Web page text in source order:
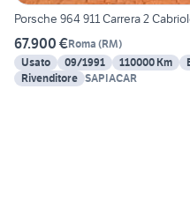
Porsche 964 911 Carrera 2
67.900 €Roma (RM)
Usato
09/1991 110000 Km
Rivenditore SAPIACAR